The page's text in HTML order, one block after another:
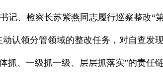
、检察长苏紫燕同志履行巡察整改“
认领分管领域的整改任务，对自查发
抓、一级抓一级、层层抓落实”的责任